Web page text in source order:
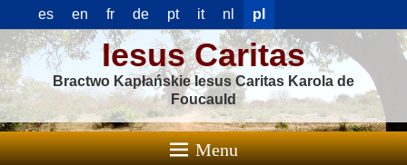
es en fr de pt it nl pl
Iesus Caritas
Bractwo Kapłańskie Iesus Caritas Karola de
Foucauld
Menu